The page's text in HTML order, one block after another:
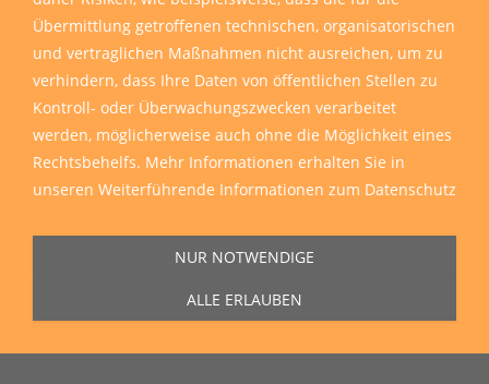
Übermittlung getroffenen technischen, organisatorischen
und vertraglichen Maßnahmen nicht ausreichen, um zu
verhindern, dass Ihre Daten von öffentlichen Stellen zu
Kontroll- oder Überwachungszwecken verarbeitet
werden, möglicherweise auch ohne die Möglichkeit eines
Rechtsbehelfs. Mehr Informationen erhalten Sie in
unseren Weiterführende Informationen zum Datenschutz
NUR NOTWENDIGE
ALLE ERLAUBEN